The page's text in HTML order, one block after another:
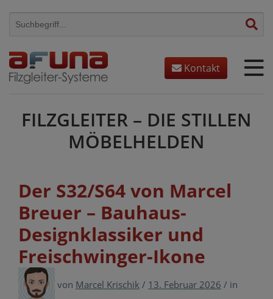
Skip
Kontakt
FILZGLEITER – DIE STILLEN
MÖBELHELDEN
Der S32/S64 von Marcel
Breuer – Bauhaus-
Designklassiker und
Freischwinger-Ikone
von Marcel Krischik / 13. Februar 2026 / in